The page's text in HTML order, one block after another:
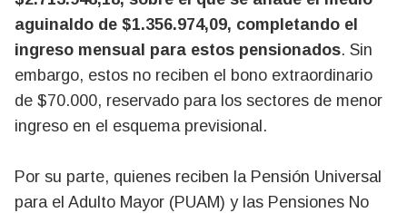
aguinaldo de $1.356.974,09, completando el
ingreso mensual para estos pensionados. Sin
embargo, estos no reciben el bono extraordinario
de $70.000, reservado para los sectores de menor
ingreso en el esquema previsional.
Por su parte, quienes reciben la Pensión Universal
para el Adulto Mayor (PUAM) y las Pensiones No